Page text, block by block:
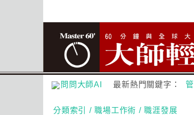
問問大師AI 最新熱門關鍵字：
分類索引 / 職場工作術 / 職涯發展